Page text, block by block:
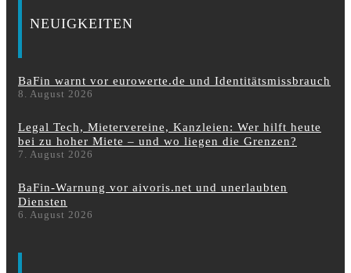
NEUIGKEITEN
BaFin warnt vor eurowerte.de und Identitätsmissbrauch
8. August 2026
Legal Tech, Mietervereine, Kanzleien: Wer hilft heute
bei zu hoher Miete – und wo liegen die Grenzen?
7. August 2026
BaFin-Warnung vor aivoris.net und unerlaubten
Diensten
6. August 2026